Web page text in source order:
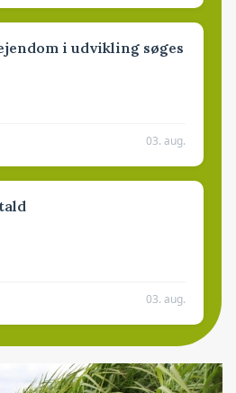
i udvikling søges
03. aug.
03. aug.